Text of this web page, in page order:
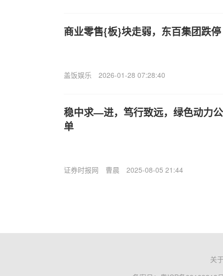
商业零售{板}块走弱，东百集团跌停
盖饭娱乐 2026-01-28 07:28:40
稳中求—进，笃行致远，绿色动力
单
证券时报网 曹晨 2025-08-05 21:44
关